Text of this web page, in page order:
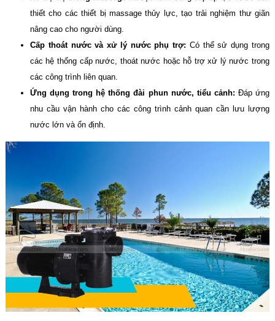
thiết cho các thiết bị massage thủy lực, tạo trải nghiệm thư giãn
nâng cao cho người dùng.
Cấp thoát nước và xử lý nước phụ trợ: Có thể sử dụng trong
các hệ thống cấp nước, thoát nước hoặc hỗ trợ xử lý nước trong
các công trình liên quan.
Ứng dụng trong hệ thống đài phun nước, tiểu cảnh: Đáp ứng
nhu cầu vận hành cho các công trình cảnh quan cần lưu lượng
nước lớn và ổn định.